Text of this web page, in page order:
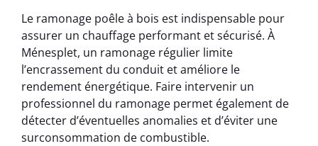
Le ramonage poêle à bois est indispensable pour
assurer un chauffage performant et sécurisé. À
Ménesplet, un ramonage régulier limite
l’encrassement du conduit et améliore le
rendement énergétique. Faire intervenir un
professionnel du ramonage permet également de
détecter d’éventuelles anomalies et d’éviter une
surconsommation de combustible.